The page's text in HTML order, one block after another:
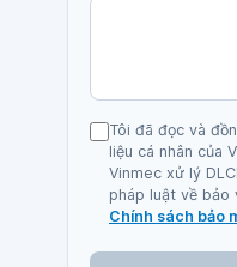
Tôi đã đọc và
liệu cá nhân của
Vinmec xử lý
pháp luật về bảo
Chính sách bảo